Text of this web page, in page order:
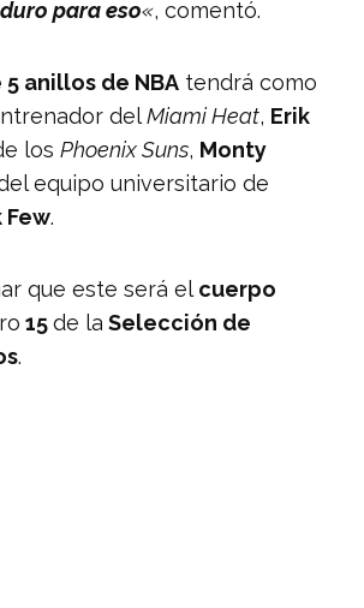
para eso«, comentó.
anillos de NBA tendrá como
delMiami Heat, Erik
losPhoenix Suns, Monty
equipo universitario de
Few.
que este será el cuerpo
15de la Selección de
.